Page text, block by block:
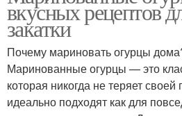
вкусных рецептов
закатки
Почему мариновать огурцы
Маринованные огурцы — это
которая никогда не теряет
идеально подходят как для